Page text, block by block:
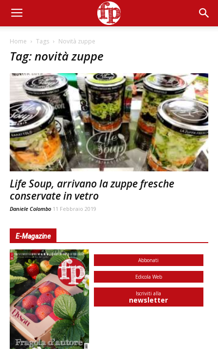
Home Tags Novità zuppe
Tag: novità zuppe
Life Soup, arrivano la zuppe fresche
conservate in vetro
Daniele Colombo 11 Febbraio 2019
E-Magazine
Abbonati
Edicola Web
Iscriviti alla
newsletter